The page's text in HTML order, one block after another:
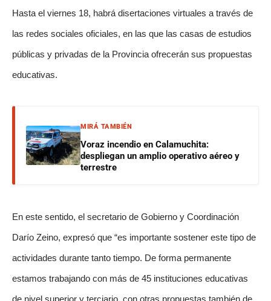
Hasta el viernes 18, habrá disertaciones virtuales a través de
las redes sociales oficiales, en las que las casas de estudios
públicas y privadas de la Provincia ofrecerán sus propuestas
educativas.
MIRÁ TAMBIÉN
Voraz incendio en Calamuchita:
despliegan un amplio operativo aéreo y
terrestre
En este sentido, el secretario de Gobierno y Coordinación
Darío Zeino, expresó que “es importante sostener este tipo de
actividades durante tanto tiempo. De forma permanente
estamos trabajando con más de 45 instituciones educativas
de nivel superior y terciario, con otras propuestas también de